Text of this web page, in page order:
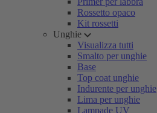
Rossetto opaco
Kit rossetti
Unghie
Visualizza tutti
Smalto per unghie
Base
Top coat unghie
Indurente per unghie
Lima per unghie
Lampade UV